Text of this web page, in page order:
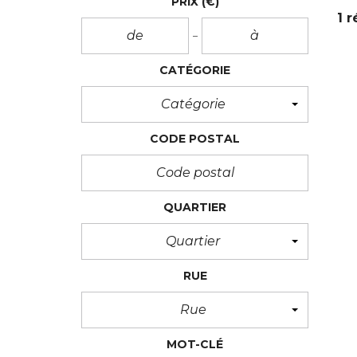
CATÉGORIE
Catégorie
CODE POSTAL
QUARTIER
Quartier
RUE
Rue
MOT-CLÉ
1